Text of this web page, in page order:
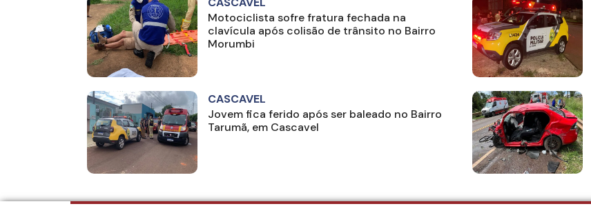
Motociclista sofre fratura fechada na
clavícula após colisão de trânsito no Bairro
Morumbi
CASCAVEL
Jovem fica ferido após ser baleado no Bairro
Tarumã, em Cascavel